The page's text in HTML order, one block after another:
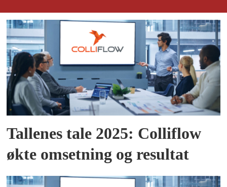
Tallenes tale 2025: Colliflow
økte omsetning og resultat